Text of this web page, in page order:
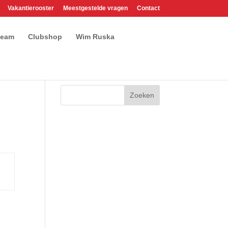
Vakantierooster Meestgestelde vragen Contact
Clubshop Wim Ruska